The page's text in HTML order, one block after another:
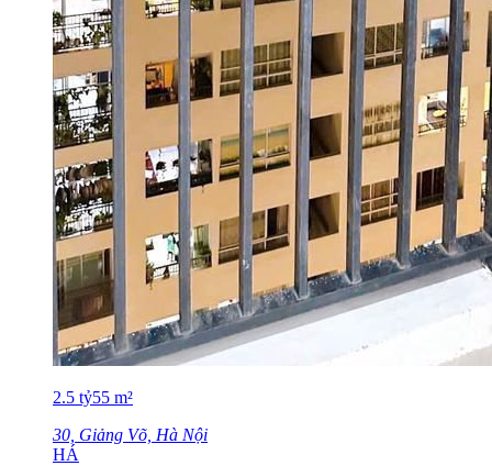
2.5 tỷ55 m²
30, Giảng Võ, Hà Nội
HÁ